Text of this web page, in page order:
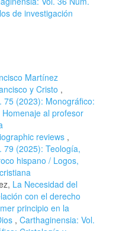
de investigación
Martínez
y Cristo ,
75 (2023): Monográfico:
al profesor
reviews ,
79 (2025): Teología,
hispano / Logos,
La Necesidad del
con el derecho
principio en la
, Carthaginensia: Vol.